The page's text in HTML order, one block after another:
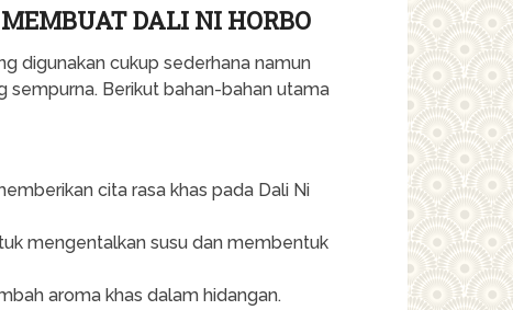
DALI NI HORBO
digunakan cukup sederhana namun
sempurna. Berikut bahan-bahan utama
cita rasa khas pada Dali Ni
mengentalkan susu dan membentuk
aroma khas dalam hidangan.